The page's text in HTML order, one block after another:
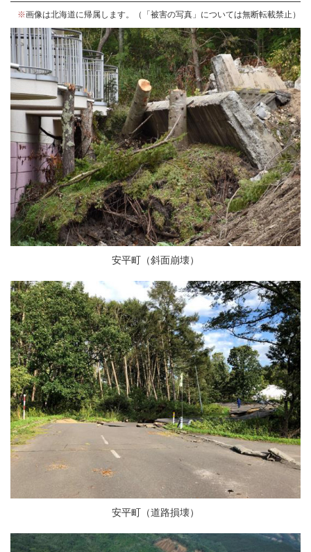
※画像は北海道に帰属します。（「被害の写真」については無断転載禁止）
安平町（斜面崩壊）
安平町（道路損壊）